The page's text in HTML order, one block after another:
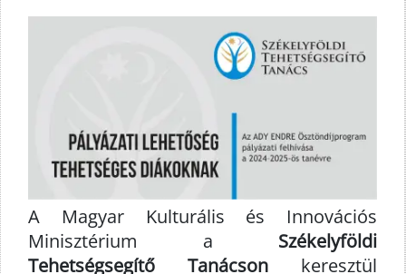
A Magyar Kulturális és Innovációs
Minisztérium a Székelyföldi
Tehetségsegítő Tanácson keresztül